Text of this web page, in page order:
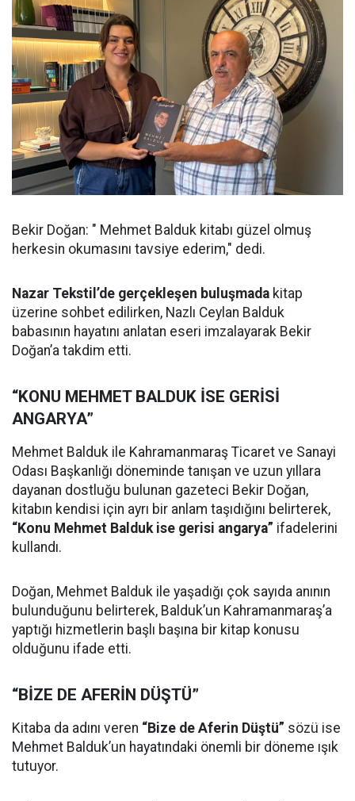
Bekir Doğan: " Mehmet Balduk kitabı güzel olmuş
herkesin okumasını tavsiye ederim," dedi.
Nazar Tekstil’de gerçekleşen buluşmada kitap
üzerine sohbet edilirken, Nazlı Ceylan Balduk
babasının hayatını anlatan eseri imzalayarak Bekir
Doğan’a takdim etti.
“KONU MEHMET BALDUK İSE GERİSİ
ANGARYA”
Mehmet Balduk ile Kahramanmaraş Ticaret ve Sanayi
Odası Başkanlığı döneminde tanışan ve uzun yıllara
dayanan dostluğu bulunan gazeteci Bekir Doğan,
kitabın kendisi için ayrı bir anlam taşıdığını belirterek,
“Konu Mehmet Balduk ise gerisi angarya” ifadelerini
kullandı.
Doğan, Mehmet Balduk ile yaşadığı çok sayıda anının
bulunduğunu belirterek, Balduk’un Kahramanmaraş’a
yaptığı hizmetlerin başlı başına bir kitap konusu
olduğunu ifade etti.
“BİZE DE AFERİN DÜŞTÜ”
Kitaba da adını veren “Bize de Aferin Düştü” sözü ise
Mehmet Balduk’un hayatındaki önemli bir döneme ışık
tutuyor.